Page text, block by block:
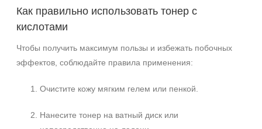
Как правильно использовать тонер с
кислотами
Чтобы получить максимум пользы и избежать побочных
эффектов, соблюдайте правила применения:
Очистите кожу мягким гелем или пенкой.
Нанесите тонер на ватный диск или